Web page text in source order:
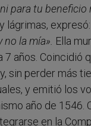
para tu beneficio
lágrimas, expresó:
no la mía». Ella
7 años. Coincidió
sin perder más
y emitió los
año de 1546.
en la